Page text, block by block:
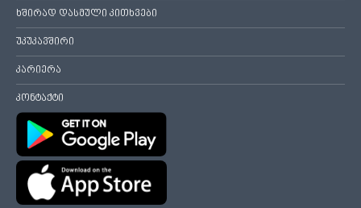
ხშირად დასმული კითხვები
უკუკავშირი
კარიერა
კონტაქტი